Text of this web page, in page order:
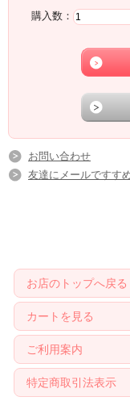
自分と向き合うにも すご
キャンドルの灯りは、大事
元気が出ない時は、励まし
だから、私は、いつも、灯
だけでなく、お昼間も灯され
なぜなら、小さい三角形の
夜のような雰囲気なので
キャンドルの灯りは、「火
風水の考えでいくと、置い
し、
本当に灯すと、もっと、強
ストレートに浄化作用もで
自分自身に足りない色を使
購入数：
お問い合わせ
友達にメールですす
お店のトップへ戻る
カートを見る
ご利用案内
特定商取引法表示